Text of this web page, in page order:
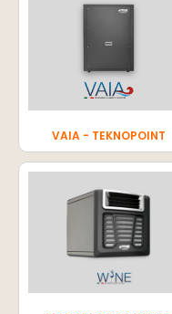
VAIA - TEKNOPOINT